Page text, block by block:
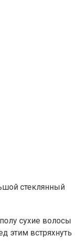
стеклянный
сухие волосы
этим встряхнуть